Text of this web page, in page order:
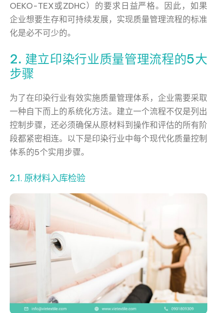
OEKO-TEX或ZDHC）的要求日益严格。因此，如果
企业想要生存和可持续发展，实现质量管理流程的标准
化是必不可少的。
2. 建立印染行业质量管理流程的5大
步骤
为了在印染行业有效实施质量管理体系，企业需要采取
一种自下而上的系统化方法。建立一个流程不仅是列出
控制步骤，还必须确保从原材料到操作和评估的所有阶
段都紧密相连。以下是印染行业中每个现代化质量控制
体系的5个实用步骤。
2.1. 原材料入库检验